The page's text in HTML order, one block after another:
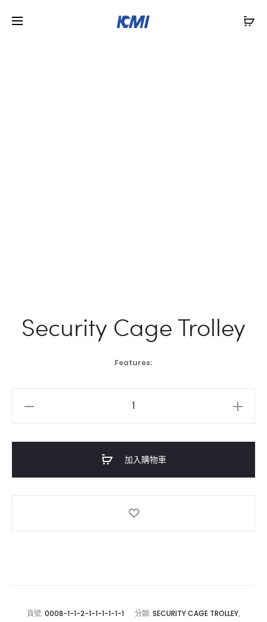
Security Cage Trolley
Features:
加入購物車
貨號: 0008-1-1-2-1-1-1-1-1-1 分類: SECURITY CAGE TROLLEY,